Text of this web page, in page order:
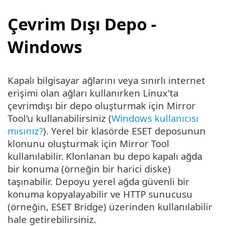
Çevrim Dışı Depo -
Windows
Kapalı bilgisayar ağlarını veya sınırlı internet
erişimi olan ağları kullanırken Linux'ta
çevrimdışı bir depo oluşturmak için Mirror
Tool'u kullanabilirsiniz (Windows kullanıcısı
mısınız?). Yerel bir klasörde ESET deposunun
klonunu oluşturmak için Mirror Tool
kullanılabilir. Klonlanan bu depo kapalı ağda
bir konuma (örneğin bir harici diske)
taşınabilir. Depoyu yerel ağda güvenli bir
konuma kopyalayabilir ve HTTP sunucusu
(örneğin, ESET Bridge) üzerinden kullanılabilir
hale getirebilirsiniz.